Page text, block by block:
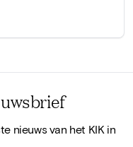
nieuws van het KIK in